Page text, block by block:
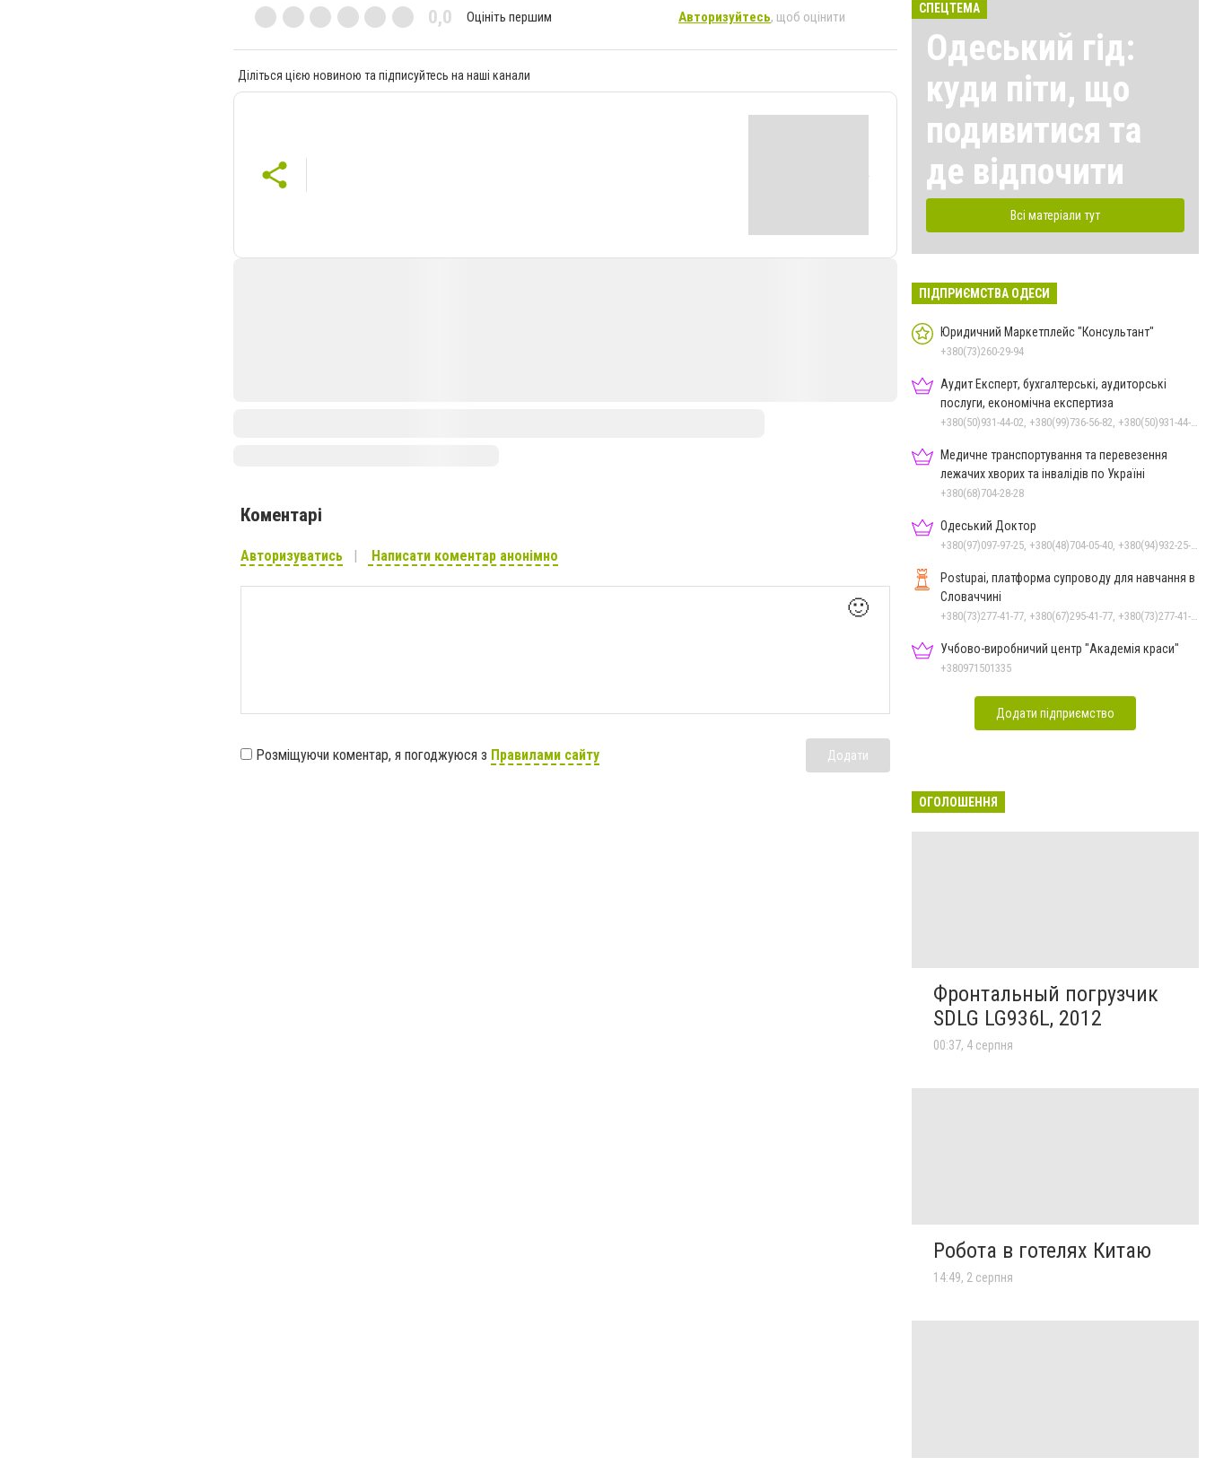
0,0 Оцініть першим Авторизуйтесь, щоб оцінити
Діліться цією новиною та підписуйтесь на наші канали
Коментарі
Авторизуватись Написати коментар анонімно
🙂
Розміщуючи коментар, я погоджуюся з Правилами сайту Додати
СПЕЦТЕМА
Одеський гід:
куди піти, що
подивитися та
де відпочити
Всі матеріали тут
ПІДПРИЄМСТВА ОДЕСИ
Юридичний Маркетплейс "Консультант"
+380(73)260-29-94
Аудит Експерт, бухгалтерські, аудиторські
послуги, економічна експертиза
Медичне транспортування та перевезення
лежачих хворих та інвалідів по Україні
+380(68)704-28-28
Одеський Доктор
Postupai, платформа супроводу для навчання в
Словаччині
Учбово-виробничий центр "Академія краси"
+380971501335
Додати підприємство
ОГОЛОШЕННЯ
Фронтальный погрузчик
SDLG LG936L, 2012
00:37, 4 серпня
Робота в готелях Китаю
14:49, 2 серпня